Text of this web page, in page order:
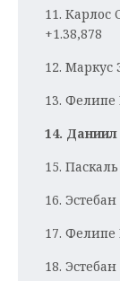
11. Карлос
+1.38,878
12. Маркус
13. Фелипе
14. Даниил
15.
16.
17. Фелипе
18.